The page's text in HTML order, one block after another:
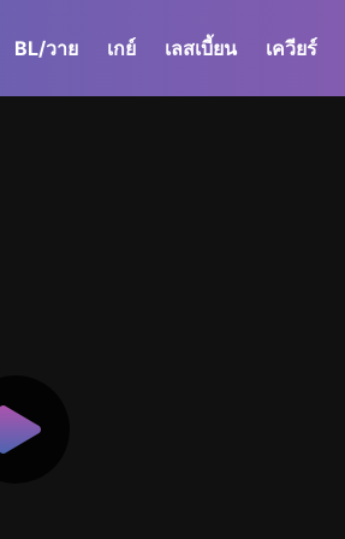
BL/วาย เกย์ เลสเบี้ยน เควียร์